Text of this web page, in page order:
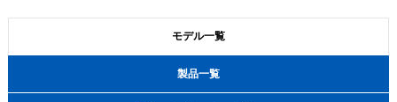
モデル一覧
製品一覧